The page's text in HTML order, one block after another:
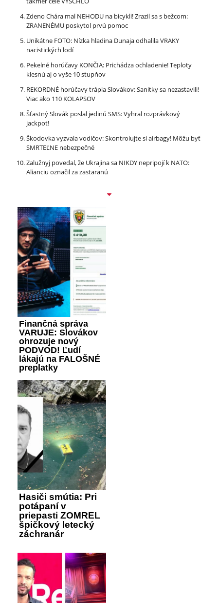
Zdeno Chára mal NEHODU na bicykli! Zrazil sa s bežcom:
ZRANENÉMU poskytol prvú pomoc
Unikátne FOTO: Nízka hladina Dunaja odhalila VRAKY
nacistických lodí
Pekelné horúčavy KONČIA: Prichádza ochladenie! Teploty
klesnú aj o vyše 10 stupňov
REKORDNÉ horúčavy trápia Slovákov: Sanitky sa nezastavili!
Viac ako 110 KOLAPSOV
Šťastný Slovák poslal jedinú SMS: Vyhral rozprávkový
jackpot!
Škodovka vyzvala vodičov: Skontrolujte si airbagy! Môžu byť
SMRTEĽNE nebezpečné
Zalužnyj povedal, že Ukrajina sa NIKDY nepripojí k NATO:
Alianciu označil za zastaranú
Finančná správa
VARUJE: Slovákov
ohrozuje nový
PODVOD! Ľudí
lákajú na FALOŠNÉ
preplatky
Hasiči smútia: Pri
potápaní v
priepasti ZOMREL
špičkový letecký
záchranár